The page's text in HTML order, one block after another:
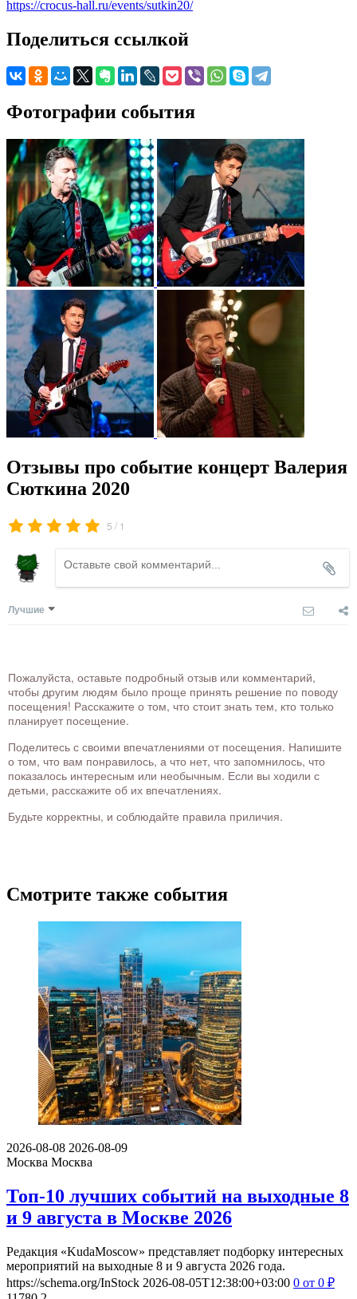
https://crocus-hall.ru/events/sutkin20/
Поделиться ссылкой
Фотографии события
Отзывы про событие концерт Валерия
Сюткина 2020
5 / 1
Лучшие
Пожалуйста, оставьте подробный отзыв или комментарий,
чтобы другим людям было проще принять решение по поводу
посещения! Расскажите о том, что стоит знать тем, кто только
планирует посещение.
Поделитесь с своими впечатлениями от посещения. Напишите
о том, что вам понравилось, а что нет, что запомнилось, что
показалось интересным или необычным. Если вы ходили с
детьми, расскажите об их впечатлениях.
Будьте корректны, и соблюдайте правила приличия.
Смотрите также события
2026-08-08 2026-08-09
Москва Москва
Топ-10 лучших событий на выходные 8
и 9 августа в Москве 2026
Редакция «KudaMoscow» представляет подборку интересных
мероприятий на выходные 8 и 9 августа 2026 года.
https://schema.org/InStock 2026-08-05T12:38:00+03:00 0 от 0 ₽